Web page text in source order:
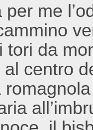
me
tori da
centro